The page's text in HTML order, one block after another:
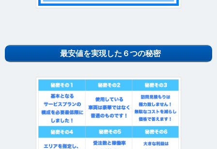
最安値を実現した６つの秘密